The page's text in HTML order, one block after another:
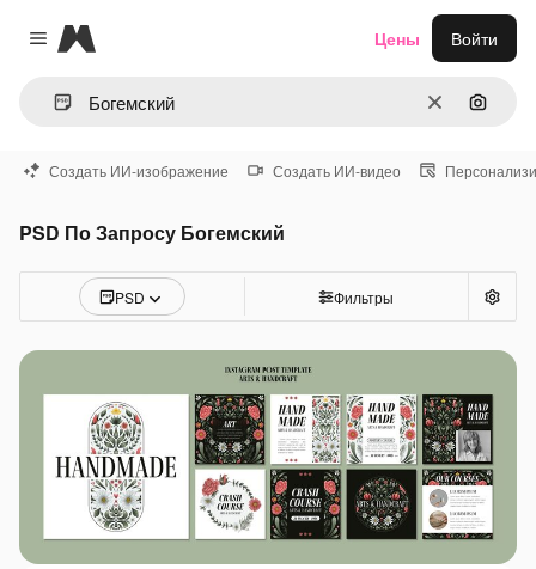
Close menu
Magnific
ОчиститьПоиск
Цены Войти
Создать ИИ-изображение Создать ИИ-видео
PSD По Запросу Богемский
PSD Фильтры